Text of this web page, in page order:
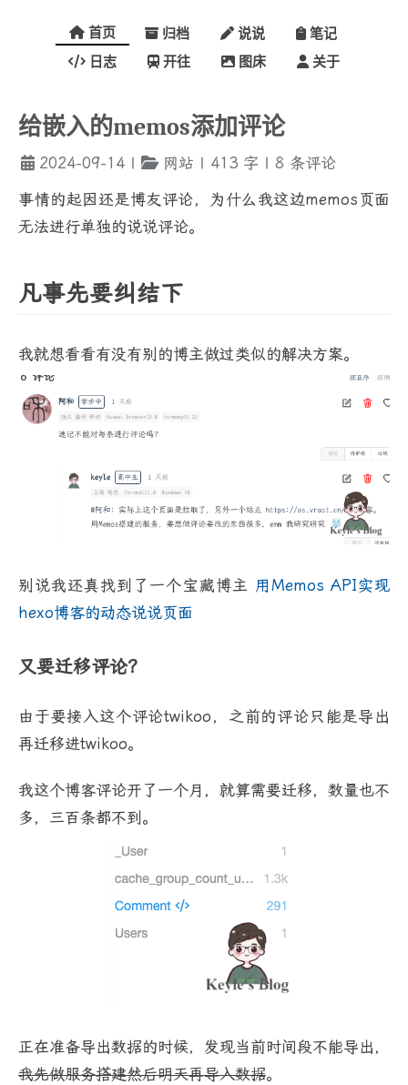
首页 归档 说说 笔记
日志 开往 图床 关于
给嵌入的memos添加评论
2024-09-14| 网站 | 413字 | 8 条评论
事情的起因还是博友评论，为什么我这边memos页面
无法进行单独的说说评论。
凡事先要纠结下
我就想看看有没有别的博主做过类似的解决方案。
别说我还真找到了一个宝藏博主 用Memos API实现
hexo博客的动态说说页面
又要迁移评论？
由于要接入这个评论twikoo，之前的评论只能是导出
再迁移进twikoo。
我这个博客评论开了一个月，就算需要迁移，数量也不
多，三百条都不到。
正在准备导出数据的时候，发现当前时间段不能导出，
我先做服务搭建然后明天再导入数据。